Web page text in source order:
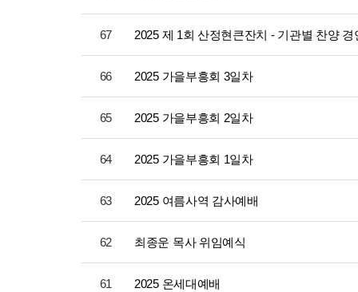
67 2025 제 1회 산정현큰잔치 - 기관별 찬양 경
66 2025 가을부흥회 3일차
65 2025 가을부흥회 2일차
64 2025 가을부흥회 1일차
63 2025 여름사역 감사예배
62 최종운 목사 위임예식
61 2025 온세대예배